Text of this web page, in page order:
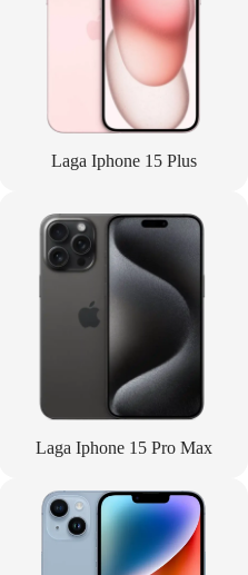
Laga Iphone 15 Plus
Laga Iphone 15 Pro Max